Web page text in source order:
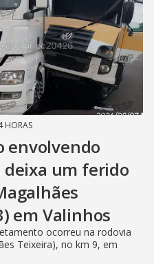
HORAS
envolvendo
um ferido
em Valinhos
ocorreu na rodovia
Teixeira), no km 9, em